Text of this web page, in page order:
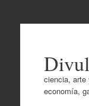
ciencia, arte
economía,